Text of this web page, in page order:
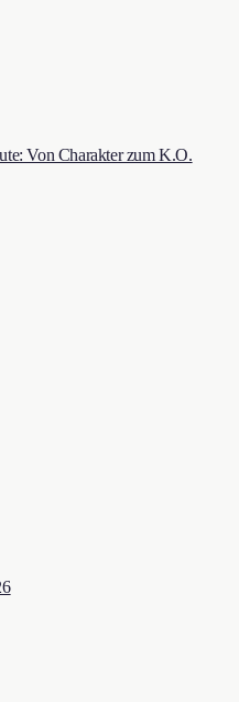
Von Charakter zum K.O.